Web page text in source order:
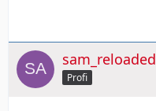
sam_reloaded
Profi